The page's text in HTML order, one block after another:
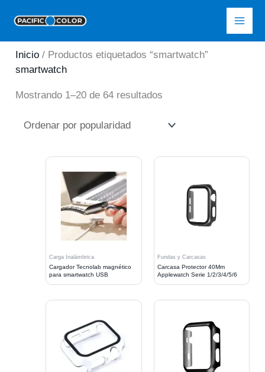
contenido
Inicio / Productos etiquetados “smartwatch”
smartwatch
Mostrando 1–20 de 64 resultados
popularidad
Carga Inalámbrica
Cargador Tecnolab magnético
para smartwatch USB
Fundas y Carcasas
Carcasa Protector 40Mm
Applewatch Serie 1/2/3/4/5/6